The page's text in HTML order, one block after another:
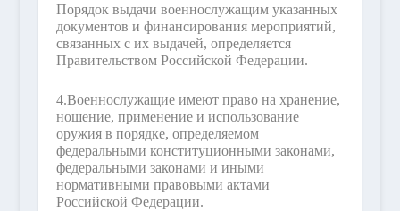
Порядок выдачи военнослужащим указанных
документов и финансирования мероприятий,
связанных с их выдачей, определяется
Правительством Российской Федерации.
4.Военнослужащие имеют право на хранение,
ношение, применение и использование
оружия в порядке, определяемом
федеральными конституционными законами,
федеральными законами и иными
нормативными правовыми актами
Российской Федерации.